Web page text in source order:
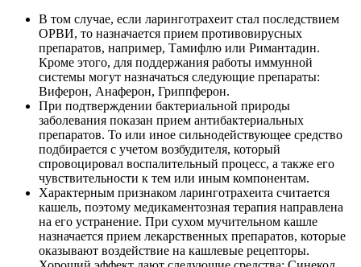
В том случае, если ларинготрахеит стал последствием
ОРВИ, то назначается прием противовирусных
препаратов, например, Тамифлю или Римантадин.
Кроме этого, для поддержания работы иммунной
системы могут назначаться следующие препараты:
Виферон, Анаферон, Гриппферон.
При подтверждении бактериальной природы
заболевания показан прием антибактериальных
препаратов. То или иное сильнодействующее средство
подбирается с учетом возбудителя, который
спровоцировал воспалительный процесс, а также его
чувствительности к тем или иным компонентам.
Характерным признаком ларинготрахеита считается
кашель, поэтому медикаментозная терапия направлена
на его устранение. При сухом мучительном кашле
назначается прием лекарственных препаратов, которые
оказывают воздействие на кашлевые рецепторы.